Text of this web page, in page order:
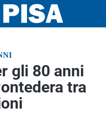
gli 80 anni
tra